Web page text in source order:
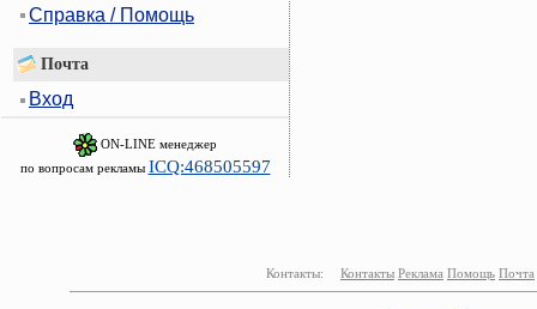
Справка / Помощь
Почта
Вход
ON-LINE менеджер
по вопросам рекламы ICQ:468505597
Контакты: Контакты Реклама Помощь Почта